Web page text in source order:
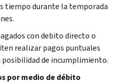
tiempo durante la temporada
con debito directo o
realizar pagos puntuales
de incumplimiento.
por medio de débito